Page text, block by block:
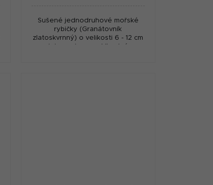
Sušené jednodruhové mořské
rybičky (Granátovník
zlatoskvrnný) o velikosti 6 - 12 cm
se zlatavou barvou. Vhodné pro